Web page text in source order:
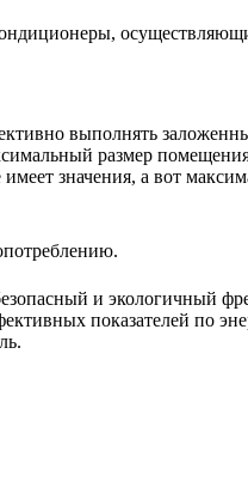
выполнять
размер
значения, а вот
и экологичный
показателей по